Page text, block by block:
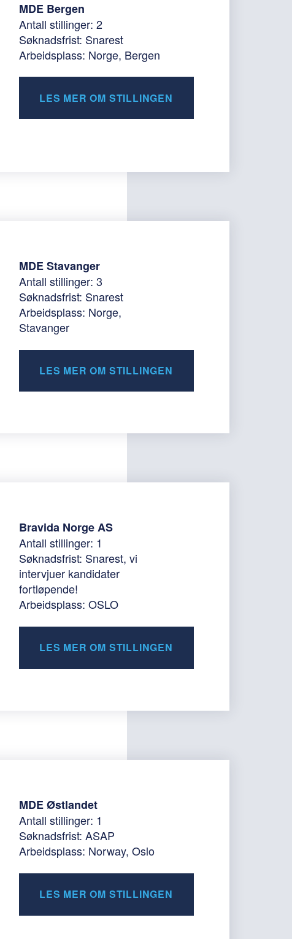
MDE Bergen
Antall stillinger: 2
Søknadsfrist: Snarest
Arbeidsplass: Norge, Bergen
LES MER OM STILLINGEN
MDE Stavanger
Antall stillinger: 3
Søknadsfrist: Snarest
Arbeidsplass: Norge,
Stavanger
LES MER OM STILLINGEN
Bravida Norge AS
Antall stillinger: 1
Søknadsfrist: Snarest, vi
intervjuer kandidater
fortløpende!
Arbeidsplass: OSLO
LES MER OM STILLINGEN
MDE Østlandet
Antall stillinger: 1
Søknadsfrist: ASAP
Arbeidsplass: Norway, Oslo
LES MER OM STILLINGEN